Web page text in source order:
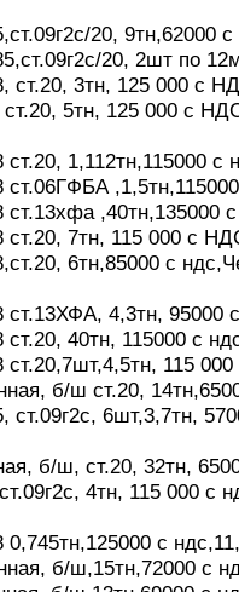
20, 9тн,62000
20, 2шт по
ст.20, 3тн, 125 000 с
5тн, 125 000 с
1,112тн,115000 с
,40тн,135000
7тн, 115 000 с
6тн,85000 с
4,3тн, 95000
40тн, 115000 с
115
б/ш ст.20,
ст.09г2с, 6шт,3,7тн,
б/ш, ст.20, 32тн,
4тн, 115 000 с
с
б/ш,15тн,72000 с